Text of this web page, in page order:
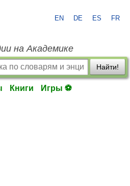
EN DE ES FR
на Академике
Найти!
Книги Игры ⚽